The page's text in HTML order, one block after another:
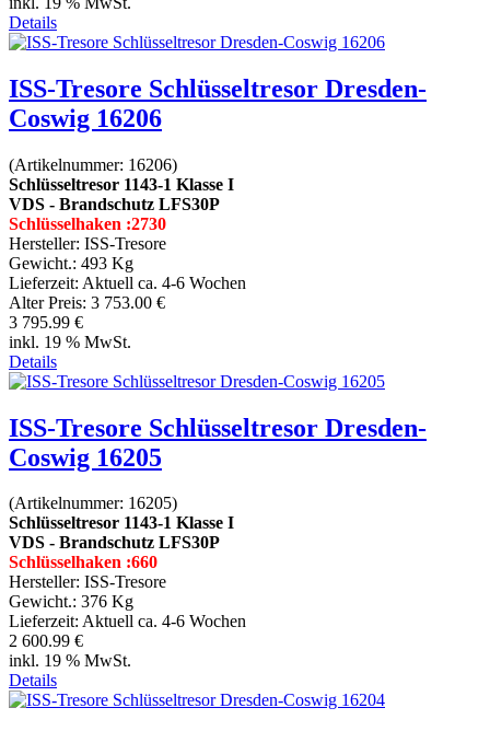
Details
ISS-Tresore Schlüsseltresor Dresden-
Coswig 16206
(Artikelnummer: 16206)
Schlüsseltresor 1143-1 Klasse I
VDS - Brandschutz LFS30P
Schlüsselhaken :2730
Hersteller: ISS-Tresore
Gewicht.: 493 Kg
Lieferzeit: Aktuell ca. 4-6 Wochen
Alter Preis: 3 753.00 €
3 795.99 €
inkl. 19 % MwSt.
Details
ISS-Tresore Schlüsseltresor Dresden-
Coswig 16205
(Artikelnummer: 16205)
Schlüsseltresor 1143-1 Klasse I
VDS - Brandschutz LFS30P
Schlüsselhaken :660
Hersteller: ISS-Tresore
Gewicht.: 376 Kg
Lieferzeit: Aktuell ca. 4-6 Wochen
2 600.99 €
inkl. 19 % MwSt.
Details